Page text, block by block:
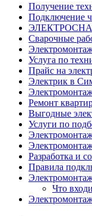
Получение
Подключение
Сварочные
Услуга по
Прайс на
Электрик в
Ремонт
Выгодные
Услуги по
Разработка и
Правила
Что